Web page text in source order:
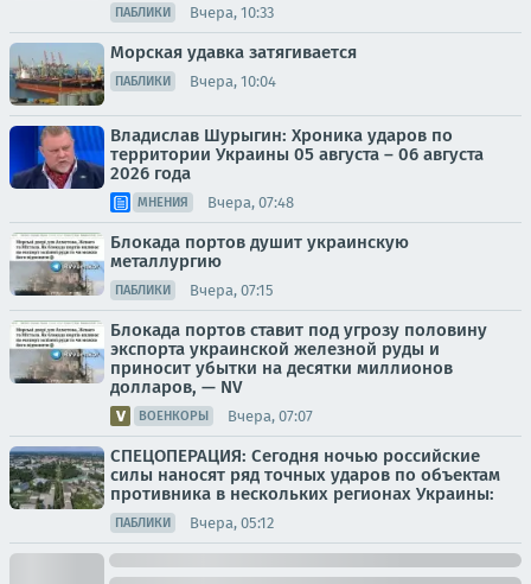
ПАБЛИКИ Вчера, 10:33
Морская удавка затягивается
ПАБЛИКИ Вчера, 10:04
Владислав Шурыгин: Хроника ударов по
территории Украины 05 августа – 06 августа
2026 года
МНЕНИЯ Вчера, 07:48
Блокада портов душит украинскую
металлургию
ПАБЛИКИ Вчера, 07:15
Блокада портов ставит под угрозу половину
экспорта украинской железной руды и
приносит убытки на десятки миллионов
долларов, — NV
ВОЕНКОРЫ Вчера, 07:07
СПЕЦОПЕРАЦИЯ: Сегодня ночью российские
силы наносят ряд точных ударов по объектам
противника в нескольких регионах Украины:
ПАБЛИКИ Вчера, 05:12